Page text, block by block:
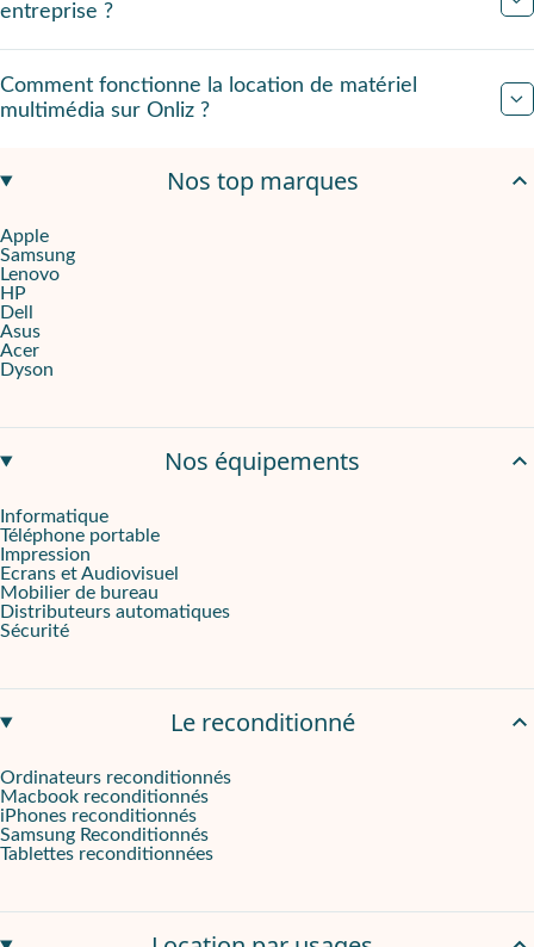
entreprise ?
Comment fonctionne la location de matériel
multimédia sur Onliz ?
Nos top marques
Apple
Samsung
Lenovo
HP
Dell
Asus
Acer
Dyson
Nos équipements
Informatique
Téléphone portable
Impression
Ecrans et Audiovisuel
Mobilier de bureau
Distributeurs automatiques
Sécurité
Le reconditionné
Ordinateurs reconditionnés
Macbook reconditionnés
iPhones reconditionnés
Samsung Reconditionnés
Tablettes reconditionnées